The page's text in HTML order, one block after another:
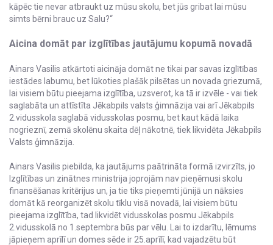
kāpēc tie nevar atbraukt uz mūsu skolu, bet jūs gribat lai mūsu
simts bērni brauc uz Salu?“
Aicina domāt par izglītības jautājumu kopumā novadā
Ainars Vasilis atkārtoti aicināja domāt ne tikai par savas izglītības
iestādes labumu, bet lūkoties plašāk pilsētas un novada griezumā,
lai visiem būtu pieejama izglītība, uzsverot, ka tā ir izvēle - vai tiek
saglabāta un attīstīta Jēkabpils valsts ģimnāzija vai arī Jēkabpils
2.vidusskola saglabā vidusskolas posmu, bet kaut kādā laika
nogrieznī, zemā skolēnu skaita dēļ nākotnē, tiek likvidēta Jēkabpils
Valsts ģimnāzija.
Ainars Vasilis piebilda, ka jautājums paātrināta formā izvirzīts, jo
Izglītības un zinātnes ministrija joprojām nav pieņēmusi skolu
finansēšanas kritērijus un, ja tie tiks pieņemti jūnijā un nāksies
domāt kā reorganizēt skolu tīklu visā novadā, lai visiem būtu
pieejama izglītība, tad likvidēt vidusskolas posmu Jēkabpils
2.vidusskolā no 1.septembra būs par vēlu. Lai to izdarītu, lēmums
jāpieņem aprīlī un domes sēde ir 25.aprīlī, kad vajadzētu būt